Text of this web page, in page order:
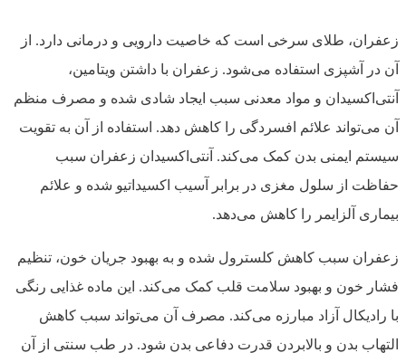
زعفران، طلای سرخی است که خاصیت دارویی و درمانی دارد. از
آن در آشپزی استفاده می‌شود. زعفران با داشتن ویتامین،
آنتی‌اکسیدان و مواد معدنی سبب ایجاد شادی شده و مصرف منظم
آن می‌تواند علائم افسردگی را کاهش دهد. استفاده از آن به تقویت
سیستم ایمنی بدن کمک می‌کند. آنتی‌اکسیدان زعفران سبب
حفاظت از سلول مغزی در برابر آسیب اکسیداتیو شده و علائم
بیماری آلزایمر را کاهش می‌دهد.
زعفران سبب کاهش کلسترول شده و به بهبود جریان خون، تنظیم
فشار خون و بهبود سلامت قلب کمک می‌کند. این ماده غذایی رنگی
با رادیکال‌ آزاد مبارزه می‌کند. مصرف آن می‌تواند سبب کاهش
التهاب بدن و بالابردن قدرت دفاعی بدن ‌شود. در طب سنتی از آن